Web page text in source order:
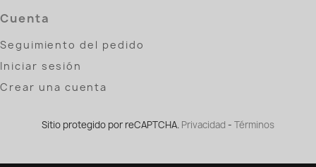
Cuenta
Seguimiento del pedido
Iniciar sesión
Crear una cuenta
Sitio protegido por reCAPTCHA. Privacidad - Términos